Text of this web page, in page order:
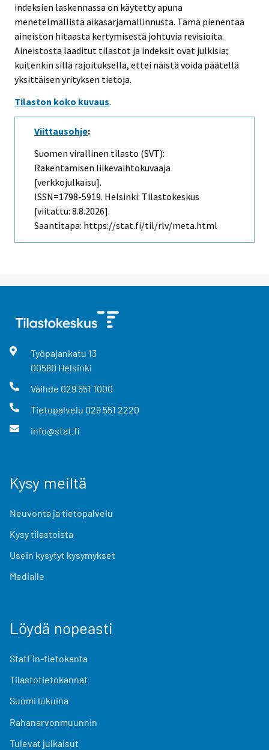
indeksien laskennassa on käytetty apuna
menetelmällistä aikasarjamallinnusta. Tämä pienentää
aineiston hitaasta kertymisestä johtuvia revisioita.
Aineistosta laaditut tilastot ja indeksit ovat julkisia;
kuitenkin sillä rajoituksella, ettei näistä voida päätellä
yksittäisen yrityksen tietoja.
Tilaston koko kuvaus.
Viittausohje:
Suomen virallinen tilasto (SVT):
Rakentamisen liikevaihtokuvaaja
[verkkojulkaisu].
ISSN=1798-5919. Helsinki: Tilastokeskus
[viitattu: 8.8.2026].
Saantitapa: https://stat.fi/til/rlv/meta.html
Työpajankatu 13
00580 Helsinki
Vaihde 029 551 1000
Tietopalvelu 029 551 2220
info@stat.fi
Kysy meiltä
Neuvonta ja tietopalvelu
Kysy tilastoista
Usein kysytyt kysymykset
Medialle
Löydä nopeasti
StatFin-tietokanta
Tilastotietokannat
Suomi lukuina
Rahanarvonmuunnin
Tulevat julkaisut